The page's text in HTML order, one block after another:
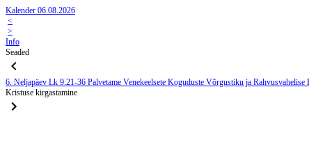
Kalender 06.08.2026
<
>
Info
Seaded
6. Neljapäev Lk 9:21-36 Palvetame Venekeelsete Koguduste Võrgustiku ja
Kristuse kirgastamine